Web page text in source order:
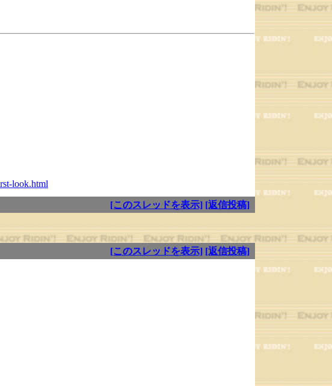
look.html
[このスレッドを表示] [返信投稿]
[このスレッドを表示] [返信投稿]